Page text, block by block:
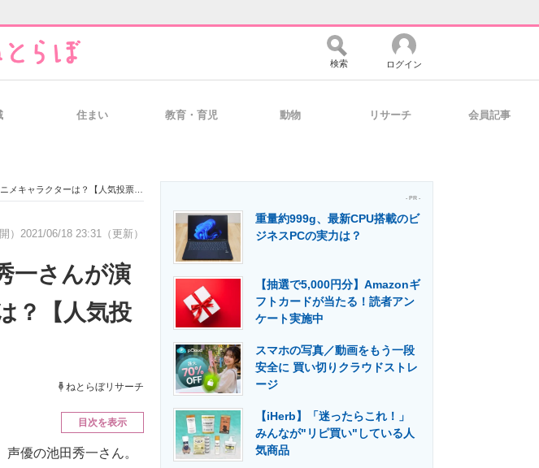
経営リーダーのコミュニティ マーケ×ITの今がよく分かる
製造業のIT導入・活用を支援
エネルギーの専門メディア 建設×テクノロジーの最前線
検索 ログイン
住まい 教育・育児 動物 リサーチ 会員記事
ラクターは？【人気投票実施中】
） 2021/06/18 23:31（更新）
一さんが演
？【人気投
ねとらぼリサーチ
目次を表示
優の池田秀一さん。
- PR -
重量約999g、最新CPU搭載のビ
ジネスPCの実力は？
【抽選で5,000円分】Amazonギ
フトカードが当たる！読者アン
ケート実施中
スマホの写真／動画をもう一段
安全に 買い切りクラウドストレ
ージ
【iHerb】「迷ったらこれ！」
みんなが"リピ買い"している人
気商品